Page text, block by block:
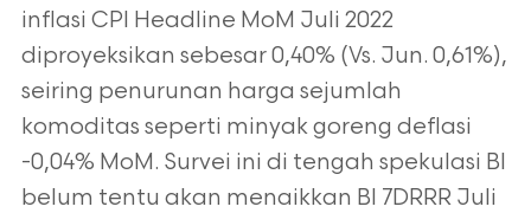
inflasi CPI Headline MoM Juli 2022
diproyeksikan sebesar 0,40% (Vs. Jun. 0,61%),
seiring penurunan harga sejumlah
komoditas seperti minyak goreng deflasi
-0,04% MoM. Survei ini di tengah spekulasi BI
belum tentu akan menaikkan BI 7DRRR Juli